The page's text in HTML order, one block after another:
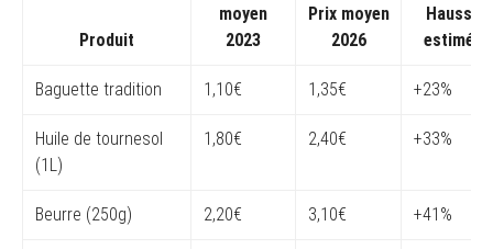
Produit
moyen
2023
Prix moyen
2026
Hausse
estimée
Baguette tradition 1,10€ 1,35€ +23%
Huile de tournesol
(1L)
1,80€ 2,40€ +33%
Beurre (250g) 2,20€ 3,10€ +41%